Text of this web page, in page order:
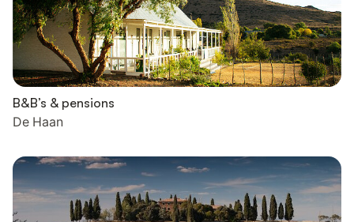
B&B’s & pensions
De Haan